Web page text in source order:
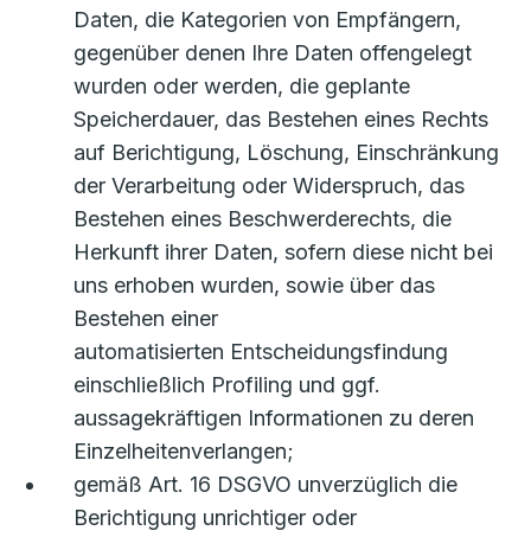
Daten, die Kategorien von Empfängern,
gegenüber denen Ihre Daten offengelegt
wurden oder werden, die geplante
Speicherdauer, das Bestehen eines Rechts
auf Berichtigung, Löschung, Einschränkung
der Verarbeitung oder Widerspruch, das
Bestehen eines Beschwerderechts, die
Herkunft ihrer Daten, sofern diese nicht bei
uns erhoben wurden, sowie über das
Bestehen einer
automatisierten Entscheidungsfindung
einschließlich Profiling und ggf.
aussagekräftigen Informationen zu deren
Einzelheitenverlangen;
gemäß Art. 16 DSGVO unverzüglich die
Berichtigung unrichtiger oder